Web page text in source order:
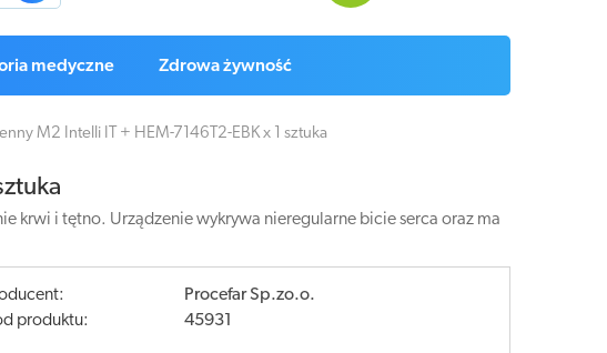
medyczne Zdrowa żywność
M2 Intelli IT + HEM-7146T2-EBK x 1 sztuka
krwi i tętno. Urządzenie wykrywa nieregularne bicie serca oraz ma
Procefar Sp.zo.o.
produktu:
45931